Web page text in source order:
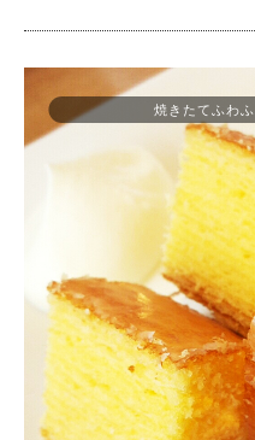
焼きたてふわ